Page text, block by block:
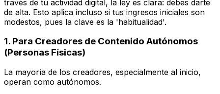
través de tu actividad digital, la ley es clara: debes darte
de alta. Esto aplica incluso si tus ingresos iniciales son
modestos, pues la clave es la 'habitualidad'.
1. Para Creadores de Contenido Autónomos
(Personas Físicas)
La mayoría de los creadores, especialmente al inicio,
operan como autónomos.